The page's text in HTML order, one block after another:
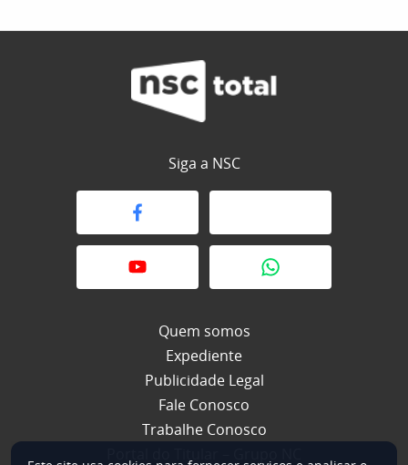
Siga a NSC
Quem somos
Expediente
Publicidade Legal
Fale Conosco
Trabalhe Conosco